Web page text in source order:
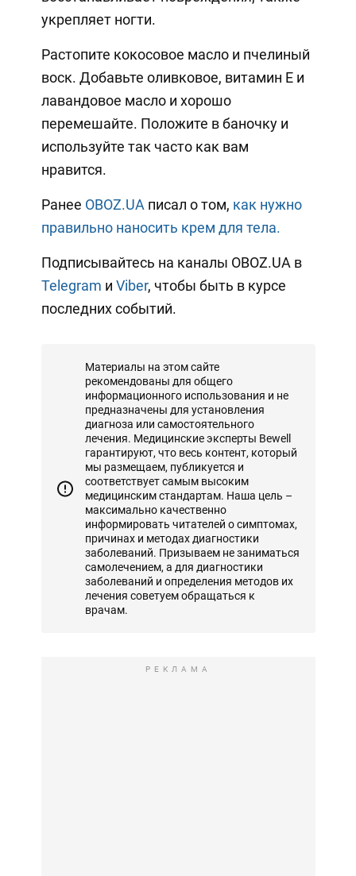
укрепляет ногти.
Растопите кокосовое масло и пчелиный
воск. Добавьте оливковое, витамин Е и
лавандовое масло и хорошо
перемешайте. Положите в баночку и
используйте так часто как вам
нравится.
Ранее OBOZ.UA писал о том, как нужно
правильно наносить крем для тела.
Подписывайтесь на каналы OBOZ.UA в
Telegram и Viber, чтобы быть в курсе
последних событий.
Материалы на этом сайте
рекомендованы для общего
информационного использования и не
предназначены для установления
диагноза или самостоятельного
лечения. Медицинские эксперты Bewell
гарантируют, что весь контент, который
мы размещаем, публикуется и
соответствует самым высоким
медицинским стандартам. Наша цель –
максимально качественно
информировать читателей о симптомах,
причинах и методах диагностики
заболеваний. Призываем не заниматься
самолечением, а для диагностики
заболеваний и определения методов их
лечения советуем обращаться к
врачам.
РЕКЛАМА